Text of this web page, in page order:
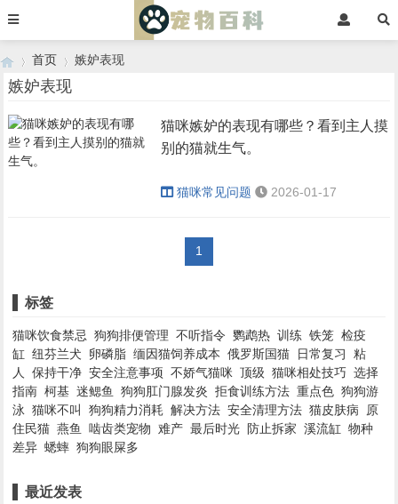
›
首页
›
嫉妒表现
嫉妒表现
猫咪嫉妒的表现有哪些？看到主人摸
别的猫就生气。
猫咪常见问题 2026-01-17
1
标签
猫咪饮食禁忌 狗狗排便管理 不听指令 鹦鹉热 训练 铁笼 检疫
缸 纽芬兰犬 卵磷脂 缅因猫饲养成本 俄罗斯国猫 日常复习
粘
人
保持干净 安全注意事项 不娇气猫咪 顶级 猫咪相处技巧 选择
指南 柯基 迷鳃鱼 狗狗肛门腺发炎 拒食训练方法 重点色 狗狗游
泳 猫咪不叫 狗狗精力消耗 解决方法 安全清理方法 猫皮肤病
原
住民猫 燕鱼 啮齿类宠物 难产 最后时光 防止拆家 溪流缸 物种
差异 蟋蟀 狗狗眼屎多
最近发表